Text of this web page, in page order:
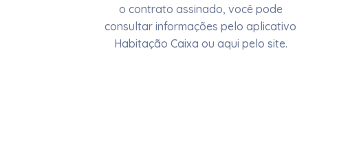
o contrato assinado, você pode
consultar informações pelo aplicativo
Habitação Caixa ou aqui pelo site.